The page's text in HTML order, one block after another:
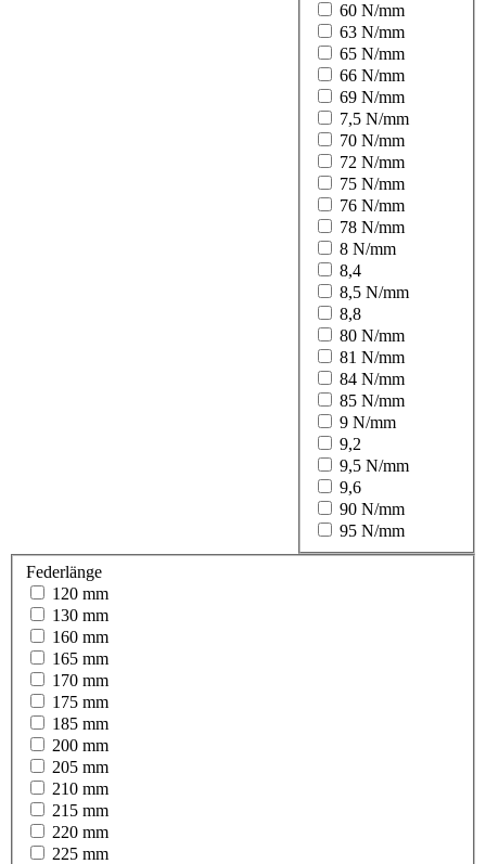
60 N/mm
63 N/mm
65 N/mm
66 N/mm
69 N/mm
7,5 N/mm
70 N/mm
72 N/mm
75 N/mm
76 N/mm
78 N/mm
8 N/mm
8,4
8,5 N/mm
8,8
80 N/mm
81 N/mm
84 N/mm
85 N/mm
9 N/mm
9,2
9,5 N/mm
9,6
90 N/mm
95 N/mm
Federlänge
120 mm
130 mm
160 mm
165 mm
170 mm
175 mm
185 mm
200 mm
205 mm
210 mm
215 mm
220 mm
225 mm